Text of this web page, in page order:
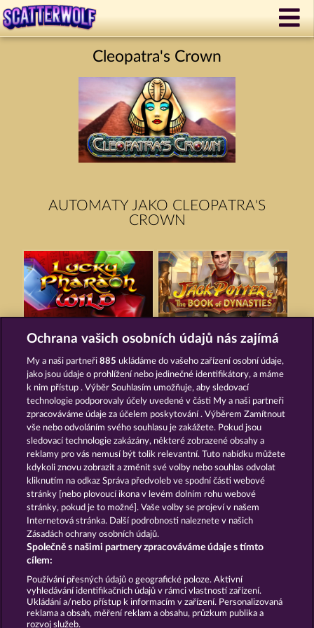
Cleopatra's Crown
AUTOMATY JAKO CLEOPATRA'S
CROWN
LUCKY PHARAOH WILD
PHARAOS RICHES
Podmínky Prohlášení o ochraně údajů
Kontakt Společnost Časté dotazy
Facebook
Podat Žádost o Odstoupení
Ochrana vašich osobních údajů nás zajímá
My a naši partneři885 ukládáme do vašeho zařízení osobní údaje,
jako jsou údaje o prohlížení nebo jedinečné identifikátory, a máme
k nim přístup . Výběr Souhlasím umožňuje, aby sledovací
technologie podporovaly účely uvedené v části My a naši partneři
zpracováváme údaje za účelem poskytování . Výběrem Zamítnout
vše nebo odvoláním svého souhlasu je zakážete. Pokud jsou
sledovací technologie zakázány, některé zobrazené obsahy a
reklamy pro vás nemusí být tolik relevantní. Tuto nabídku můžete
kdykoli znovu zobrazit a změnit své volby nebo souhlas odvolat
kliknutím na odkaz Správa předvoleb ve spodní části webové
stránky [nebo plovoucí ikona v levém dolním rohu webové
stránky, pokud je to možné]. Vaše volby se projeví v našem
Internetová stránka. Další podrobnosti naleznete v našich
Zásadách ochrany osobních údajů.
Společně s našimi partnery zpracováváme údaje s tímto
cílem:
Používání přesných údajů o geografické poloze. Aktivní
vyhledávání identifikačních údajů v rámci vlastností zařízení.
Ukládání a/nebo přístup k informacím v zařízení. Personalizovaná
reklama a obsah, měření reklam a obsahu, průzkum publika a
rozvoj služeb.